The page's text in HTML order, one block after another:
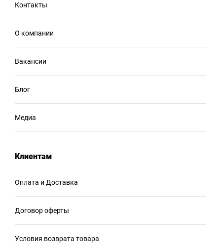
Контакты
О компании
Вакансии
Блог
Медиа
Клиентам
Оплата и Доставка
Договор оферты
Условия возврата товара